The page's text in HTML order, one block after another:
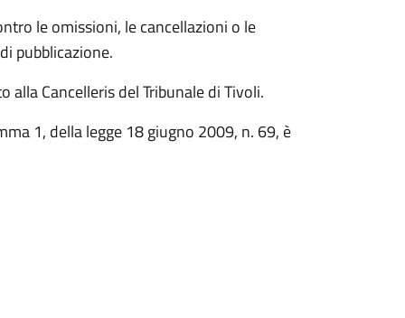
le omissioni, le cancellazioni o le
pubblicazione.
alla Cancelleris del Tribunale di Tivoli.
1, della legge 18 giugno 2009, n. 69, è